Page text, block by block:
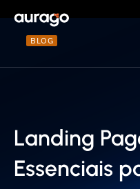
BLOG
Landing
Essenciais